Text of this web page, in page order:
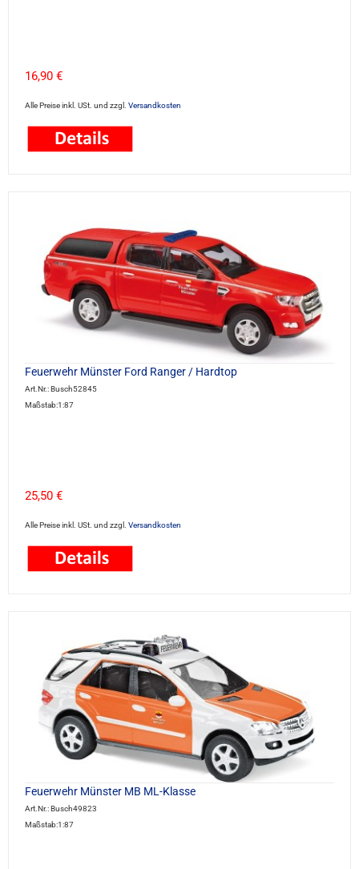
16,90 €
Alle Preise inkl. USt. und zzgl. Versandkosten
Feuerwehr Münster Ford Ranger / Hardtop
Art.Nr.: Busch52845
Maßstab:1:87
25,50 €
Alle Preise inkl. USt. und zzgl. Versandkosten
Feuerwehr Münster MB ML-Klasse
Art.Nr.: Busch49823
Maßstab:1:87